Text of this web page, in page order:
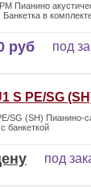
Пианино
Банкетка в
руб под
S PE/SG
SG (SH) Пианино-
банкеткой
под